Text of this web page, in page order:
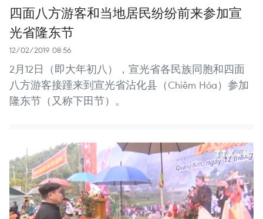
四面八方游客和当地居民纷纷前来参加宣
光省隆东节
12/02/2019 08:56
2月12日（即大年初八），宣光省各民族同胞和四面
八方游客接踵来到宣光省沾化县（Chiêm Hóa）参加
隆东节（又称下田节）。